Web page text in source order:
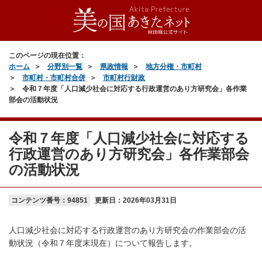
このページの現在位置：
ホーム
分野別一覧 県政情報
地方分権・市町村
市町村・市町村合併
市町村行財政
令和７年度「人口減少社会に対応する行政運営のあり方研究会」各作業
部会の活動状況
令和７年度「人口減少社会に対応する
行政運営のあり方研究会」各作業部会
の活動状況
コンテンツ番号：94851 更新日： 2026年03月31日
人口減少社会に対応する行政運営のあり方研究会の作業部会の活
動状況（令和７年度末現在）について報告します。